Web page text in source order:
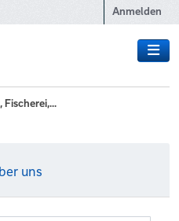
Anmelden
Fischerei,...
uns